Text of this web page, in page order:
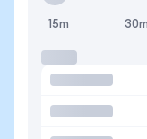
15m 30m